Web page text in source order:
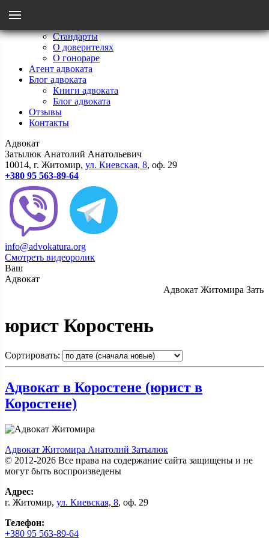
Стандарты
О доверителях
О гонораре
Агент адвоката
Блог адвоката
Книги адвоката
Блог адвоката
Отзывы
Контакты
Адвокат
Затылюк Анатолий Анатольевич
10014, г. Житомир, ул. Киевcкая, 8, оф. 29
+380 95 563-89-64
info@advokatura.org
Смотреть видеоролик
Ваш
Адвокат
Адвокат Житомира
юрист Коростень
Сортировать:
Адвокат в Коростене (юрист в
Коростене)
Адвокат Житомира Анатолий Затылюк
© 2012-2026 Все права на содержание сайта защищены и не
могут быть воспроизведены
Адрес:
г. Житомир, ул. Киевcкая, 8, оф. 29
Телефон:
+380 95 563-89-64
Назад
Стандарты
О гонораре
О доверителях